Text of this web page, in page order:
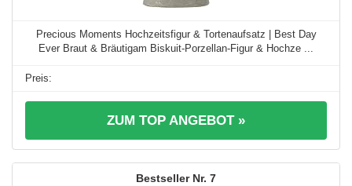
Precious Moments Hochzeitsfigur & Tortenaufsatz | Best Day
Ever Braut & Bräutigam Biskuit-Porzellan-Figur & Hochze ...
ZUM TOP ANGEBOT »
7